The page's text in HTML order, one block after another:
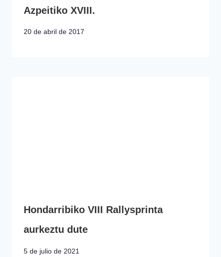
Azpeitiko XVIII.
20 de abril de 2017
Hondarribiko VIII Rallysprinta
aurkeztu dute
5 de julio de 2021